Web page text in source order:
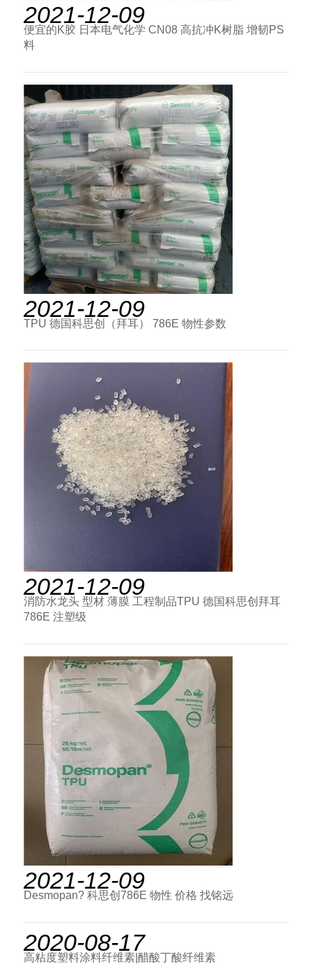
2021-12-09
便宜的K胶 日本电气化学 CN08 高抗冲K树脂 增韧PS
料
2021-12-09
TPU 德国科思创（拜耳） 786E 物性参数
2021-12-09
消防水龙头 型材 薄膜 工程制品TPU 德国科思创拜耳
786E 注塑级
2021-12-09
Desmopan? 科思创786E 物性 价格 找铭远
2020-08-17
高粘度塑料涂料纤维素|醋酸丁酸纤维素